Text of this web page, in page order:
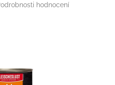
hodnocení